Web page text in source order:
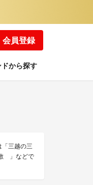
会員登録
から探す
三越の三
」などで